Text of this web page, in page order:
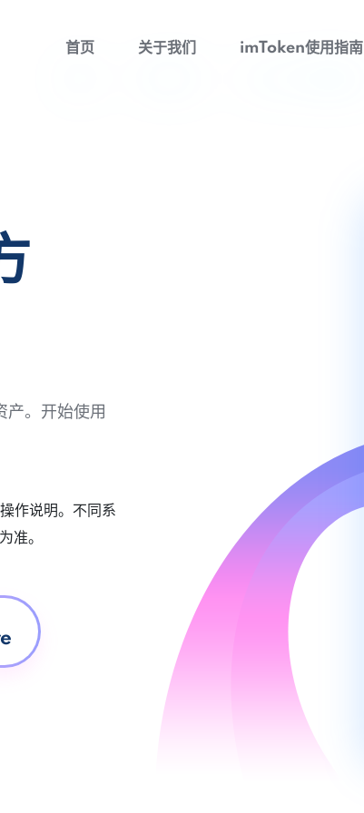
首页 关于我们 imToken使用指南
。开始使用
作说明。不同系
准。